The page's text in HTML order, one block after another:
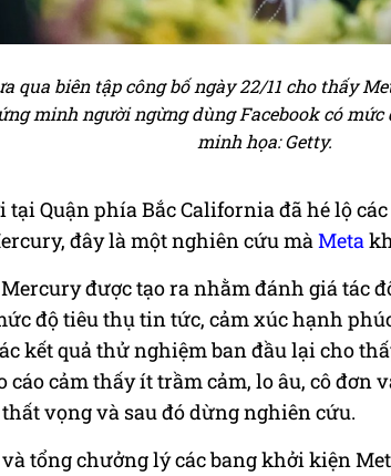
qua biên tập công bố ngày 22/11 cho thấy
minh người ngừng dùng Facebook có
minh họa: Getty.
Quận phía Bắc California đã hé lộ
đây là một nghiên cứu màMeta
được tạo ra nhằm đánh giá tác
độ tiêu thụ tin tức, cảm xúc hạnh
kết quả thử nghiệm ban đầu lại cho
cáo cảm thấy ít trầm cảm, lo âu, cô đơn
vọng và sau đó dừng nghiên cứu.
tổng chưởng lý các bang khởi kiện